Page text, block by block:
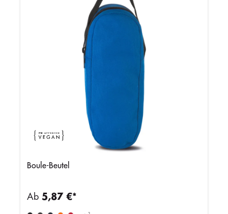
Boule-Beutel
Ab 5,87 €*